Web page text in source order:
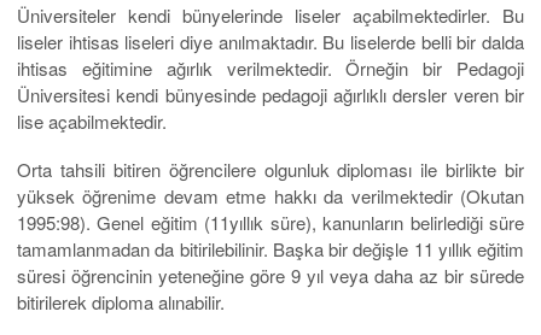
Üniversiteler kendi bünyelerinde liseler açabilmektedirler. Bu
liseler ihtisas liseleri diye anılmaktadır. Bu liselerde belli bir dalda
ihtisas eğitimine ağırlık verilmektedir. Örneğin bir Pedagoji
Üniversitesi kendi bünyesinde pedagoji ağırlıklı dersler veren bir
lise açabilmektedir.
Orta tahsili bitiren öğrencilere olgunluk diploması ile birlikte bir
yüksek öğrenime devam etme hakkı da verilmektedir (Okutan
1995:98). Genel eğitim (11yıllık süre), kanunların belirlediği süre
tamamlanmadan da bitirilebilinir. Başka bir değişle 11 yıllık eğitim
süresi öğrencinin yeteneğine göre 9 yıl veya daha az bir sürede
bitirilerek diploma alınabilir.